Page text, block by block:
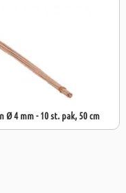
Ø 4 mm - 10 st. pak, 50 cm